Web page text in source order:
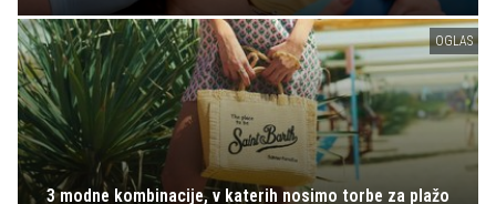
OGLAS
3 modne kombinacije, v katerih nosimo torbe za plažo